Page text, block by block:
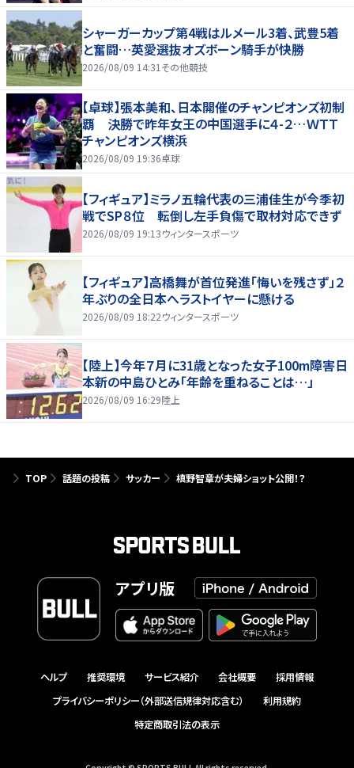
シャーガーカップ第4戦はルメール3着、武豊5着
と奮闘…英愛選抜オズボーン騎手が快勝
2026/08/09 14:31 その他競技
【卓球】張本美和、日本開催のチャンピオンズ初制
覇 決勝で昨年女王の中国選手に４-２…ＷＴＴ
チャンピオンズ横浜
2026/08/09 19:36卓球
【フィギュア】ミラノ五輪代表の三浦佳生が今季初
戦でSP８位 転倒し左手負傷で取材対応できず
2026/08/09 19:13ウィンタースポーツ
【フィギュア】高橋舞が首位発進「悔いを残さず」２
年ぶりの全日本へラストイヤーに懸ける
2026/08/09 18:22ウィンタースポーツ
【陸上】今年７月に31歳となった女子100m障害日
本新の中島ひとみ「年齢を重ねることは…」
2026/08/09 16:29陸上
TOP 話題の投稿 サッカー 槙野智章が夫婦ショット公開！？
アプリ版
ヘルプ 推奨環境 サービス紹介 会社概要
採用情報
プライバシーポリシー（外部送信規律対応含む）
利用規約
特定商取引法の表示